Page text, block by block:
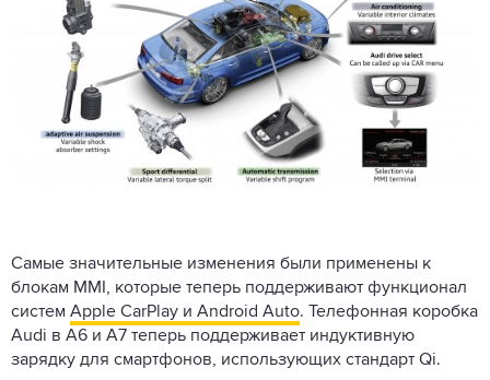
Самые значительные изменения были применены к
блокам MMI, которые теперь поддерживают функционал
систем Apple CarPlay и Android Auto. Телефонная коробка
Audi в A6 и A7 теперь поддерживает индуктивную
зарядку для смартфонов, использующих стандарт Qi.